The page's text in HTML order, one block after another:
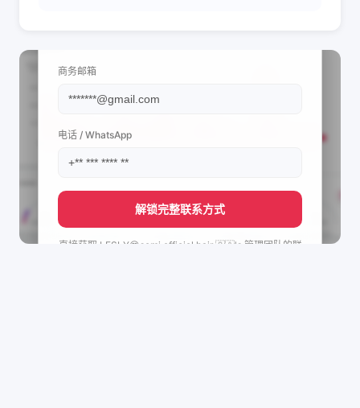
商务邮箱
电话 / WhatsApp
解锁完整联系方式
直接获取 LESLY😍semi officiel hair 🇬🇦's 管理团队的联